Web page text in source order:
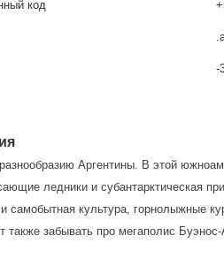
код
-
Аргентины. В этой
ледники и субантарктическая
самобытная культура, горнолыжные
забывать про мегаполис Буэнос-